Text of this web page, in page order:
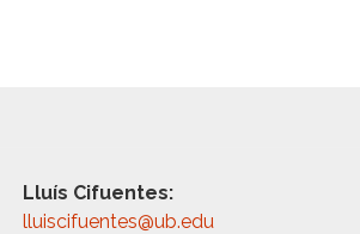
Lluís Cifuentes:
lluiscifuentes@ub.edu